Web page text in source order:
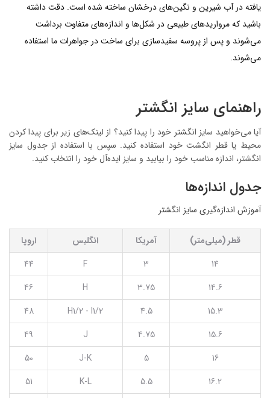
یافته در آب شیرین و نگین‌های درخشان ساخته شده‌ است. دقت داشته
باشید که مرواریدهای طبیعی در شکل‌ها و اندازه‌های متفاوت برداشت
می‌شوند و پس از پروسه سفید‌سازی برای ساخت در جواهرات ما استفاده
می‌شوند.
راهنمای سایز انگشتر
آیا می‌خواهید سایز انگشتر خود را پیدا کنید؟ از لینک‌های زیر برای پیدا کردن
محیط یا قطر انگشت خود استفاده کنید. سپس با استفاده از جدول سایز
انگشتر، اندازه مناسب خود را بیابید و سایز ایده‌آل خود را انتخاب کنید.
جدول اندازه‌ها
آموزش اندازه‌گیری سایز انگشتر
قطر (میلی‌متر) آمریکا انگلیس
اروپا
14
3
F
44
14.6
3.75
H
46
15.3
4.5
H1/2 - I1/2
48
15.6
4.75
J
49
16
5
J-K
50
16.2
5.5
K-L
51